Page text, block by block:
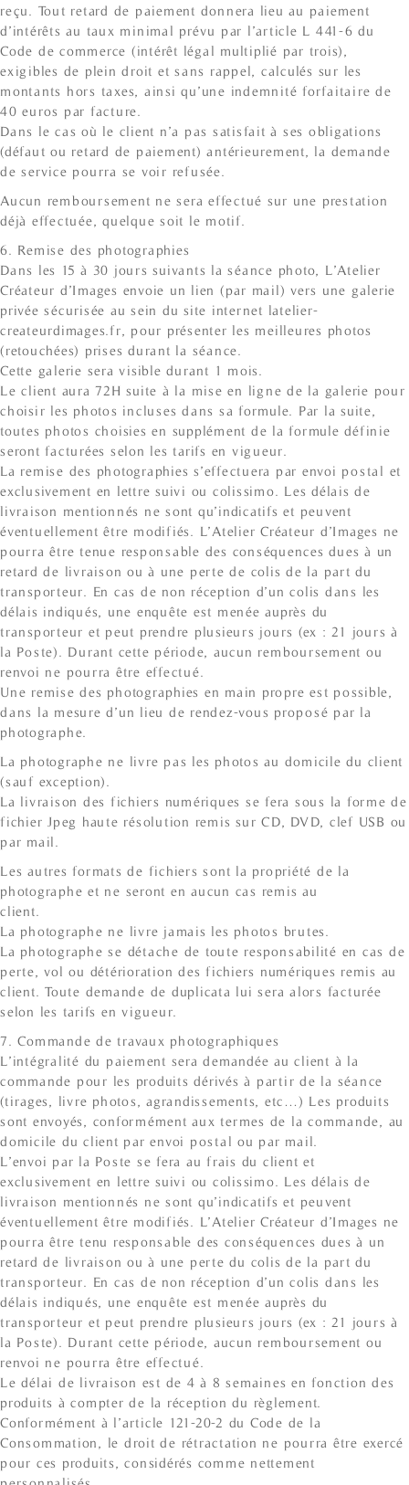
reçu. Tout retard de paiement donnera lieu au paiement
d’intérêts au taux minimal prévu par l’article L 441-6 du
Code de commerce (intérêt légal multiplié par trois),
exigibles de plein droit et sans rappel, calculés sur les
montants hors taxes, ainsi qu’une indemnité forfaitaire de
40 euros par facture.
Dans le cas où le client n’a pas satisfait à ses obligations
(défaut ou retard de paiement) antérieurement, la demande
de service pourra se voir refusée.
Aucun remboursement ne sera effectué sur une prestation
déjà effectuée, quelque soit le motif.
6. Remise des photographies
Dans les 15 à 30 jours suivants la séance photo, L’Atelier
Créateur d’Images envoie un lien (par mail) vers une galerie
privée sécurisée au sein du site internet latelier-
createurdimages.fr, pour présenter les meilleures photos
(retouchées) prises durant la séance.
Cette galerie sera visible durant 1 mois.
Le client aura 72H suite à la mise en ligne de la galerie pour
choisir les photos incluses dans sa formule. Par la suite,
toutes photos choisies en supplément de la formule définie
seront facturées selon les tarifs en vigueur.
La remise des photographies s’effectuera par envoi postal et
exclusivement en lettre suivi ou colissimo. Les délais de
livraison mentionnés ne sont qu’indicatifs et peuvent
éventuellement être modifiés. L’Atelier Créateur d’Images ne
pourra être tenue responsable des conséquences dues à un
retard de livraison ou à une perte de colis de la part du
transporteur. En cas de non réception d’un colis dans les
délais indiqués, une enquête est menée auprès du
transporteur et peut prendre plusieurs jours (ex : 21 jours à
la Poste). Durant cette période, aucun remboursement ou
renvoi ne pourra être effectué.
Une remise des photographies en main propre est possible,
dans la mesure d’un lieu de rendez-vous proposé par la
photographe.
La photographe ne livre pas les photos au domicile du client
(sauf exception).
La livraison des fichiers numériques se fera sous la forme de
fichier Jpeg haute résolution remis sur CD, DVD, clef USB ou
par mail.
Les autres formats de fichiers sont la propriété de la
photographe et ne seront en aucun cas remis au
client.
La photographe ne livre jamais les photos brutes.
La photographe se détache de toute responsabilité en cas de
perte, vol ou détérioration des fichiers numériques remis au
client. Toute demande de duplicata lui sera alors facturée
selon les tarifs en vigueur.
7. Commande de travaux photographiques
L’intégralité du paiement sera demandée au client à la
commande pour les produits dérivés à partir de la séance
(tirages, livre photos, agrandissements, etc…) Les produits
sont envoyés, conformément aux termes de la commande, au
domicile du client par envoi postal ou par mail.
L’envoi par la Poste se fera au frais du client et
exclusivement en lettre suivi ou colissimo. Les délais de
livraison mentionnés ne sont qu’indicatifs et peuvent
éventuellement être modifiés. L’Atelier Créateur d’Images ne
pourra être tenu responsable des conséquences dues à un
retard de livraison ou à une perte du colis de la part du
transporteur. En cas de non réception d’un colis dans les
délais indiqués, une enquête est menée auprès du
transporteur et peut prendre plusieurs jours (ex : 21 jours à
la Poste). Durant cette période, aucun remboursement ou
renvoi ne pourra être effectué.
Le délai de livraison est de 4 à 8 semaines en fonction des
produits à compter de la réception du règlement.
Conformément à l’article 121-20-2 du Code de la
Consommation, le droit de rétractation ne pourra être exercé
pour ces produits, considérés comme nettement